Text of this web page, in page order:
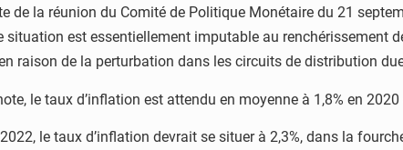
de la réunion du Comité de Politique Monétaire du 21
situation est essentiellement imputable au renchérissement
raison de la perturbation dans les circuits de distribution
le taux d’inflation est attendu en moyenne à 1,8% en 2020
le taux d’inflation devrait se situer à 2,3%, dans la